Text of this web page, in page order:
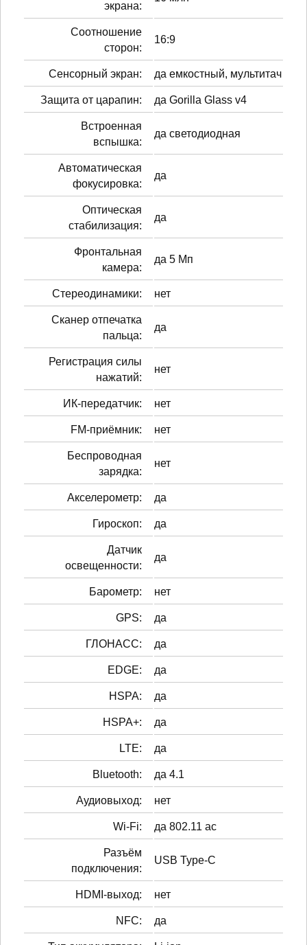
экрана:
Соотношение
сторон:
16:9
Сенсорный экран: да емкостный, мультитач
Защита от царапин: да Gorilla Glass v4
Встроенная
вспышка:
да светодиодная
Автоматическая
фокусировка:
да
Оптическая
стабилизация:
да
Фронтальная
камера:
да 5 Мп
Стереодинамики: нет
Сканер отпечатка
пальца:
да
Регистрация силы
нажатий:
нет
ИК-передатчик: нет
FM-приёмник: нет
Беспроводная
зарядка:
нет
Акселерометр: да
Гироскоп: да
Датчик
освещенности:
да
Барометр: нет
GPS: да
ГЛОНАСС: да
EDGE: да
HSPA: да
HSPA+: да
LTE: да
Bluetooth: да 4.1
Аудиовыход: нет
Wi-Fi: да 802.11 ac
Разъём
подключения:
USB Type-C
HDMI-выход: нет
NFC: да